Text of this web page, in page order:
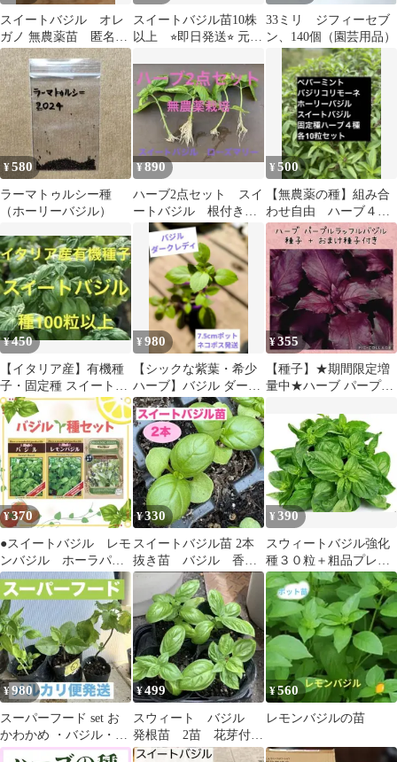
スイートバジル オレ
ガノ 無農薬苗 匿名配
送
スイートバジル苗10株
以上 ⭐︎即日発送⭐︎ 元気
ます！
33ミリ ジフィーセブ
ン、140個（園芸用品）
¥580
ラーマトゥルシー種
（ホーリーバジル）
¥890
ハーブ2点セット スイ
ートバジル 根付き
苗 ローズマリー 無
農薬栽培
¥500
【無農薬の種】組み合
わせ自由 ハーブ４
種、各10粒 増やせる
固定種
¥450
【イタリア産】有機種
子・固定種 スイートバ
ジル 種 100粒以上
¥980
【シックな紫葉・希少
ハーブ】バジル ダーク
レディ 苗（土付き）
¥355
【種子】★期間限定増
量中★ハーブ パープル
け種子付き
¥370
●スイートバジル レモ
ンバジル ホーラパー
バジル 種セット
作物の虫除けにも
¥330
スイートバジル苗 2本
抜き苗 バジル 香味
野菜
¥390
スウィートバジル強化
種３０粒＋粗品プレゼ
ント＋全国匿名送料無
料です＼(^o^)／
¥980
スーパーフード set お
かわかめ ・バジル・青
じそ 有ると役立つハー
¥499
スウィート バジル
発根苗 2苗 花芽付
き 匿名配送
¥560
レモンバジルの苗